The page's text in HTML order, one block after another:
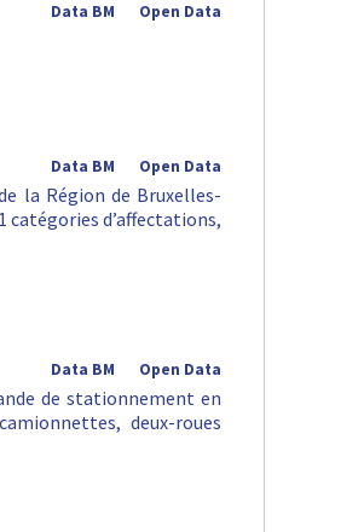
Open Data
Data BM
Open Data
Data BM
la Région de Bruxelles-
catégories d’affectations,
Open Data
Data BM
de stationnement en
deux-roues